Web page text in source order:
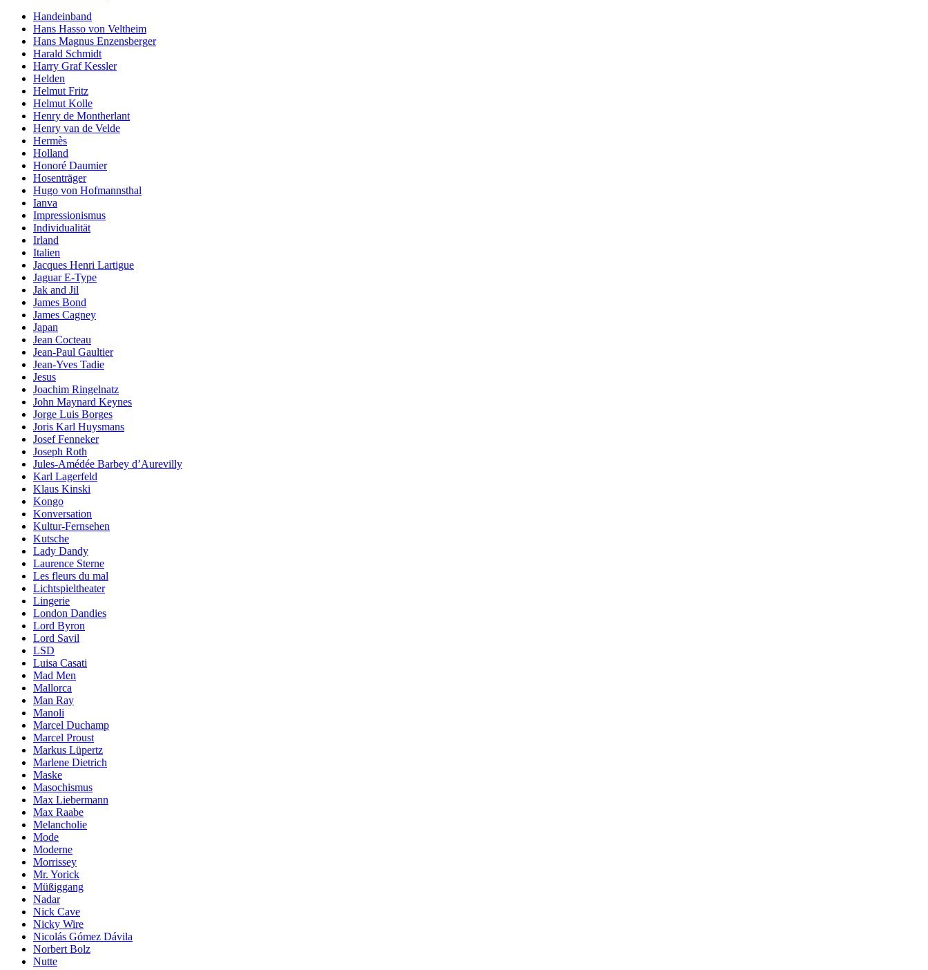
Handeinband
Hans Hasso von Veltheim
Hans Magnus Enzensberger
Harald Schmidt
Harry Graf Kessler
Helden
Helmut Fritz
Helmut Kolle
Henry de Montherlant
Henry van de Velde
Hermès
Holland
Honoré Daumier
Hosenträger
Hugo von Hofmannsthal
Ianva
Impressionismus
Individualität
Irland
Italien
Jacques Henri Lartigue
Jaguar E-Type
Jak and Jil
James Bond
James Cagney
Japan
Jean Cocteau
Jean-Paul Gaultier
Jean-Yves Tadie
Jesus
Joachim Ringelnatz
John Maynard Keynes
Jorge Luis Borges
Joris Karl Huysmans
Josef Fenneker
Joseph Roth
Jules-Amédée Barbey d’Aurevilly
Karl Lagerfeld
Klaus Kinski
Kongo
Konversation
Kultur-Fernsehen
Kutsche
Lady Dandy
Laurence Sterne
Les fleurs du mal
Lichtspieltheater
Lingerie
London Dandies
Lord Byron
Lord Savil
LSD
Luisa Casati
Mad Men
Mallorca
Man Ray
Manoli
Marcel Duchamp
Marcel Proust
Markus Lüpertz
Marlene Dietrich
Maske
Masochismus
Max Liebermann
Max Raabe
Melancholie
Mode
Moderne
Morrissey
Mr. Yorick
Müßiggang
Nadar
Nick Cave
Nicky Wire
Nicolás Gómez Dávila
Norbert Bolz
Nutte